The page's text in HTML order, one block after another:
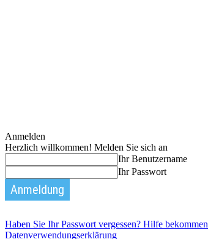
Anmelden
Herzlich willkommen! Melden Sie sich an
Ihr Benutzername
Ihr Passwort
Haben Sie Ihr Passwort vergessen? Hilfe bekommen
Datenverwendungserklärung